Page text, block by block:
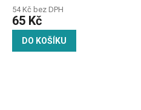
54 Kč bez DPH
65 Kč
DO KOŠÍKU